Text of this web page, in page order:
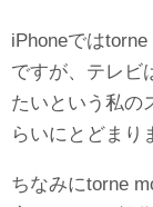
iPhoneでは
ですが、テレビ
たいという私の
らいにとどまり
ちなみにtorne